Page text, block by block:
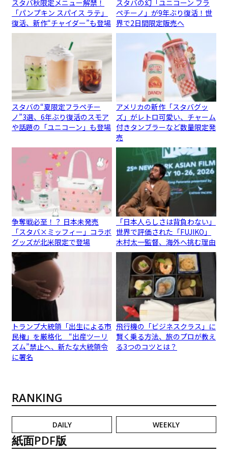
スタバ秋限定メニュー解禁！
「パンプキン スパイス ラテ」
復活、新作“チャイダー”も登場
スタバの幻「ユニコーン フラ
ペチーノ」が9年ぶり復活！世
界で2日間限定販売へ
スタバの“夏限定フラペチー
ノ”3選、6年ぶり復活のスモア
や話題の「ユニコーン」も登場
アメリカの新作「スタバグッ
ズ」がレトロ可愛い、チャーム
付きタンブラーなど数量限定発
売
争奪戦必至！？ 日本未発売
「スタバ×ミッフィー」コラボ
グッズが北米限定で登場
「日本人らしさは背負わない」
世界で評価された「FUJIKO」
木村太一監督、海外へ挑む理由
トランプ大統領「出生による市
民権」を厳格化 “出産ツーリ
ズム”禁止へ、新たな大統領令
に署名
飛行機の「ビジネスクラス」に
賢く乗る方法、旅のプロが教え
る3つのコツとは？
RANKING
DAILY WEEKLY
紙面PDF版